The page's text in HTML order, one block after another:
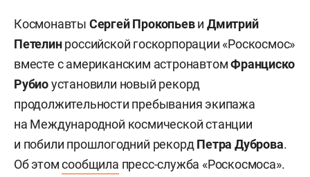
Космонавты Сергей ПрокопьевиДмитрий
Петелинроссийской госкорпорации «Роскосмос»
вместе с американским астронавтомФранциско
Рубиоустановили новый рекорд
продолжительности пребывания экипажа
на Международной космической станции
и побили прошлогодний рекорд Петра Дуброва.
Об этомсообщила пресс-служба «Роскосмоса».